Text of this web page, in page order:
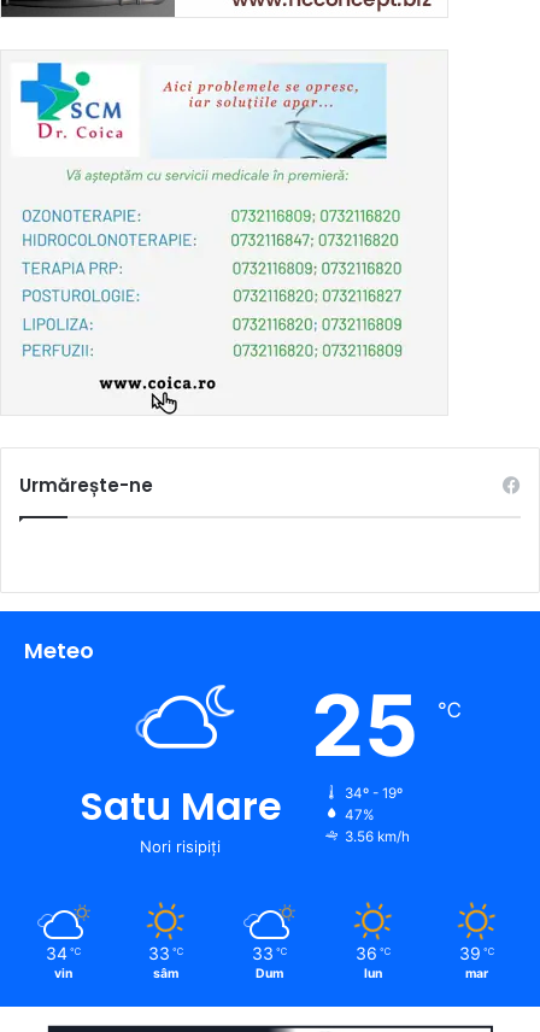
Urmărește-ne
Meteo
Satu Mare
Nori risipiți
25 ℃
34º - 19º
47%
3.56 km/h
34 ℃
vin
33 ℃
sâm
33 ℃
Dum
36 ℃
lun
39 ℃
mar